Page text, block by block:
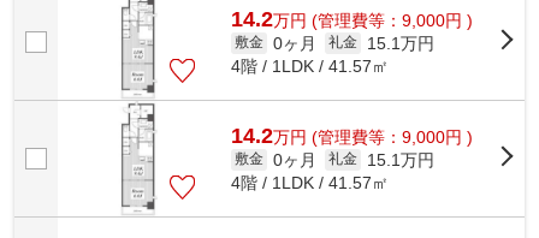
14.2万円 (管理費等：9,000円 )
敷金 0ヶ月 礼金
15.1万円
4階 / 1LDK / 41.57㎡
14.2万円 (管理費等：9,000円 )
敷金 0ヶ月 礼金
15.1万円
4階 / 1LDK / 41.57㎡